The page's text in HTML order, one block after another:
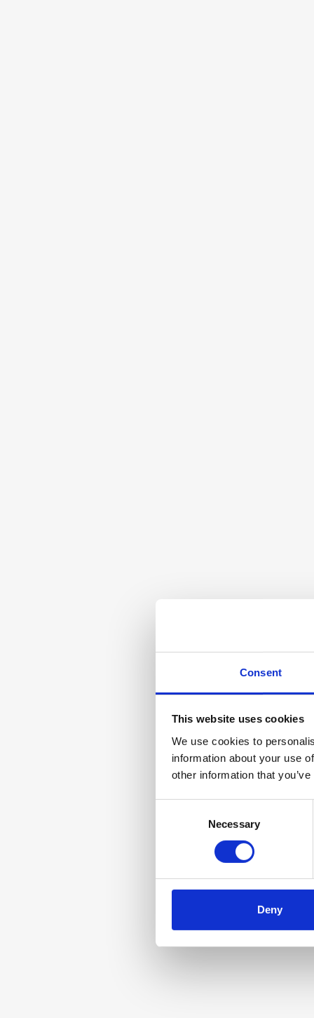
Consent
This website uses cookies
We use cookies to
information about your use
other information that
e
Necessary
Deny